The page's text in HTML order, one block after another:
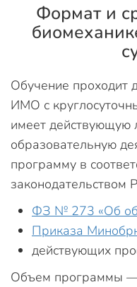
Формат и
Обучение проходит
ИМО с
имеет действующую
образовательную
программу в
законодательством
ФЗ № 273 «Об
Приказа
действующих
Объем программы —